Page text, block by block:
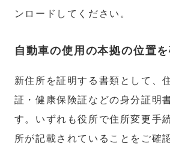
ンロードしてください。
自動車の使用の本拠の位置
新住所を証明する書類として、
証・健康保険証などの身分証明
す。いずれも役所で住所変更手
所が記載されていることをご確